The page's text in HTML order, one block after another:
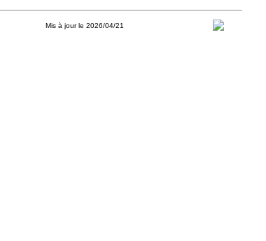
Mis à jour le 2026/04/21